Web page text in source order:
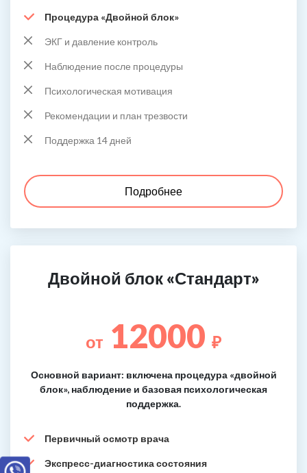
Процедура «Двойной блок»
ЭКГ и давление контроль
Наблюдение после процедуры
Психологическая мотивация
Рекомендации и план трезвости
Поддержка 14 дней
Подробнее
Двойной блок «Стандарт»
от 12000 ₽
Основной вариант: включена процедура «двойной
блок», наблюдение и базовая психологическая
поддержка.
Первичный осмотр врача
Экспресс-диагностика состояния